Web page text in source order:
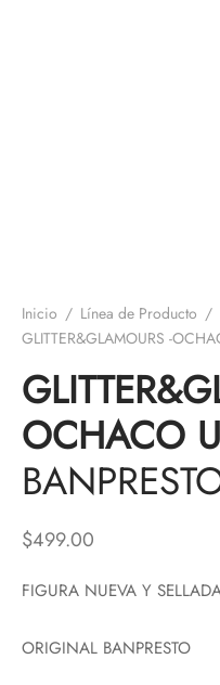
Inicio / Línea de Producto /
GLITTER&GLAMOURS -
OCHACO
$499.00
FIGURA NUEVA Y
ORIGINAL BANPRESTO